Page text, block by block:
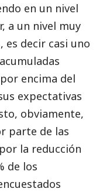
en un nivel
a un nivel muy
es decir casi uno
encima del
expectativas
obviamente,
parte de las
la reducción
de los